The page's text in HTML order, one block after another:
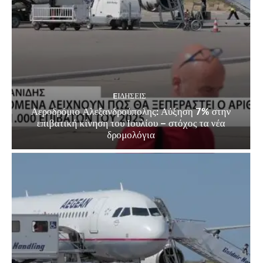
EΙΔΗΣΕΙΣ
Αεροδρόμιο Αλεξανδρούπολης: Αύξηση 7% στην
επιβατική κίνηση του Ιουλίου – στόχος τα νέα
δρομολόγια